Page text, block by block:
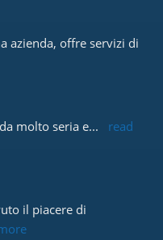
azienda, offre servizi di
molto seria e...
read
il piacere di